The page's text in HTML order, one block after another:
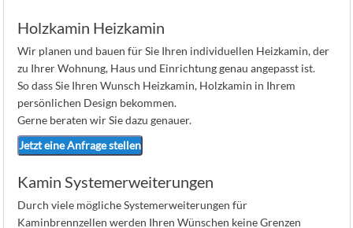
Holzkamin Heizkamin
Wir planen und bauen für Sie Ihren individuellen Heizkamin, der
zu Ihrer Wohnung, Haus und Einrichtung genau angepasst ist.
So dass Sie Ihren Wunsch Heizkamin, Holzkamin in Ihrem
persönlichen Design bekommen.
Gerne beraten wir Sie dazu genauer.
Jetzt eine Anfrage stellen
Kamin Systemerweiterungen
Durch viele mögliche Systemerweiterungen für
Kaminbrennzellen werden Ihren Wünschen keine Grenzen